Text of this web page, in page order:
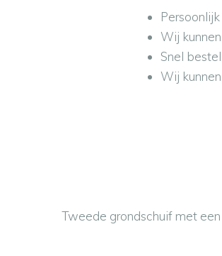
Wij
Snel
Wij
Tweede grondschuif met